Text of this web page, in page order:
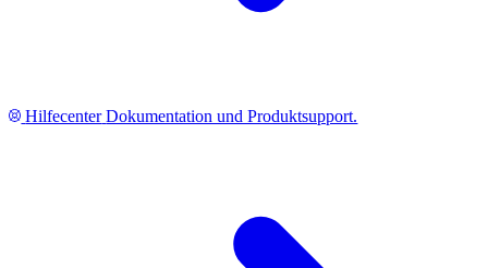
Hilfecenter Dokumentation und Produktsupport.